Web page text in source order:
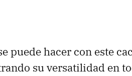
puede hacer con este
su versatilidad en